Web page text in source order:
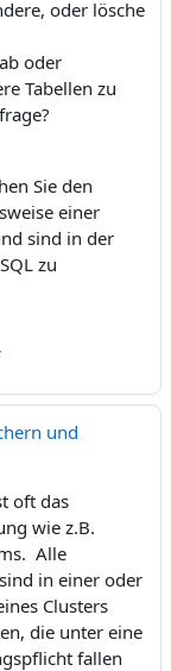
oder lösche
oder
Tabellen zu
Sie den
einer
sind in der
zu
und
oft das
wie z.B.
Alle
in einer oder
Clusters
die unter eine
fallen